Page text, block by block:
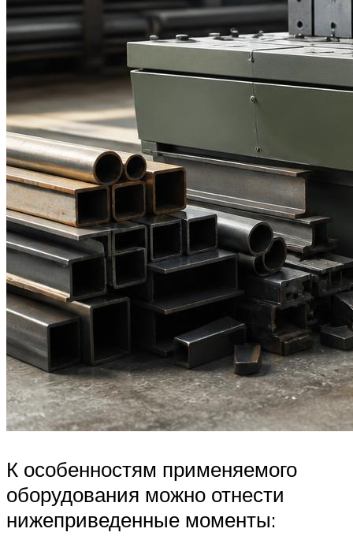
К особенностям применяемого
оборудования можно отнести
нижеприведенные моменты: